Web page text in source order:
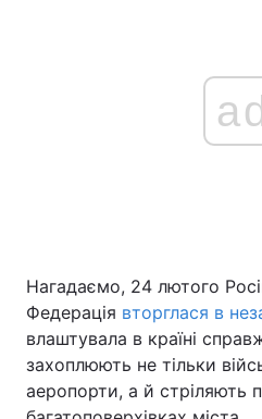
Нагадаємо, 24 лютого
Федерація вторглася в
влаштувала в країні
захоплюють не тільки
аеропорти, а й стріляють